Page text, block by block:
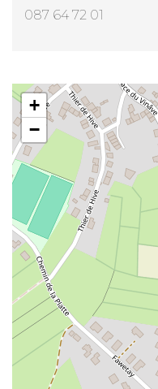
087 64 72 01
ERGD sprl
+
−